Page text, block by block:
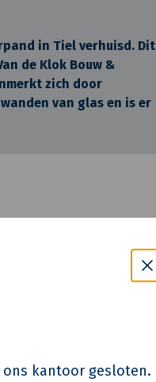
kantoor gesloten.
in Tiel verhuisd. Dit
de Klok Bouw &
zich door
van glas en is er